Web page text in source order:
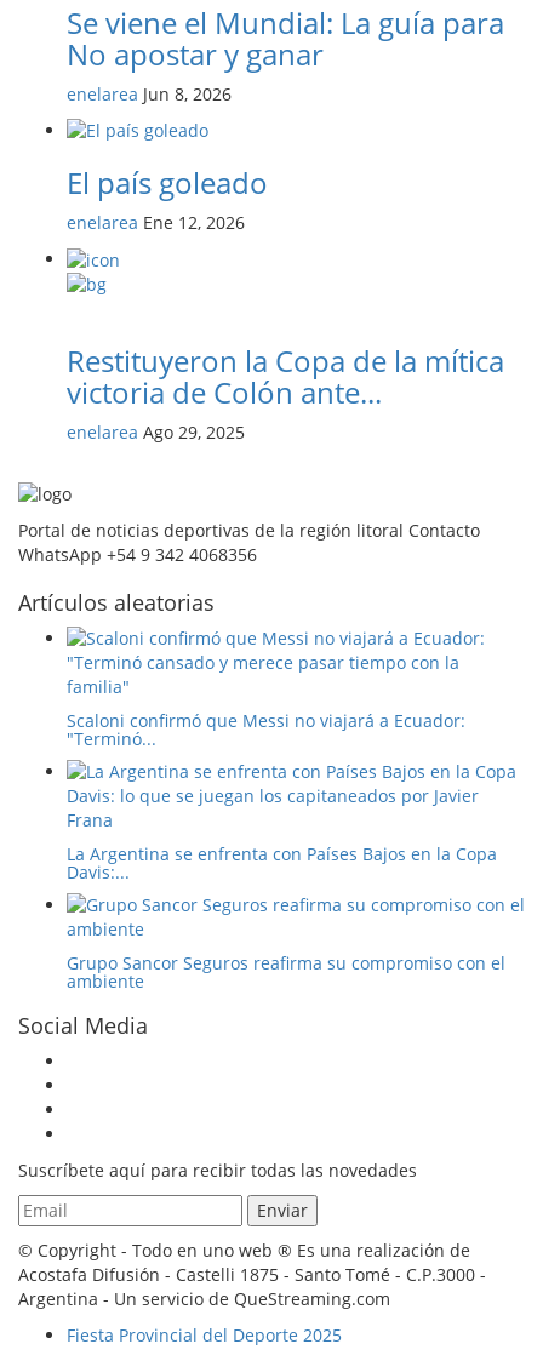
Se viene el Mundial: La guía para
No apostar y ganar
enelarea Jun 8, 2026
El país goleado
enelarea Ene 12, 2026
Restituyeron la Copa de la mítica
victoria de Colón ante...
enelarea Ago 29, 2025
Portal de noticias deportivas de la región litoral Contacto
WhatsApp +54 9 342 4068356
Artículos aleatorias
Scaloni confirmó que Messi no viajará a Ecuador:
"Terminó...
La Argentina se enfrenta con Países Bajos en la Copa
Davis:...
Grupo Sancor Seguros reafirma su compromiso con el
ambiente
Social Media
Suscríbete aquí para recibir todas las novedades
© Copyright - Todo en uno web ® Es una realización de
Acostafa Difusión - Castelli 1875 - Santo Tomé - C.P.3000 -
Argentina - Un servicio de QueStreaming.com
Fiesta Provincial del Deporte 2025